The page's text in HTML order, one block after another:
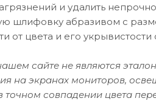
и удалить
шлифовку абразивом с
от цвета и его
сайте не являются
на экранах мониторов,
точном совпадении цвета